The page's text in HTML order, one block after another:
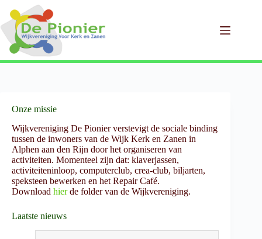
naar
de
inhoud
Onze missie
Wijkvereniging De Pionier verstevigt de sociale binding
tussen de inwoners van de Wijk Kerk en Zanen in
Alphen aan den Rijn door het organiseren van
activiteiten. Momenteel zijn dat: klaverjassen,
activiteiteninloop, computerclub, crea-club, biljarten,
speksteen bewerken en het Repair Café.
Download hierde folder van de Wijkvereniging.
Laatste nieuws